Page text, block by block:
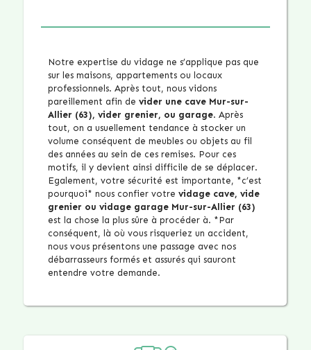
Notre expertise du vidage ne s’applique pas que
sur les maisons, appartements ou locaux
professionnels. Après tout, nous vidons
pareillement afin de vider une cave Mur-sur-
Allier (63), vider grenier, ou garage. Après
tout, on a usuellement tendance à stocker un
volume conséquent de meubles ou objets au fil
des années au sein de ces remises. Pour ces
motifs, il y devient ainsi difficile de se déplacer.
Egalement, votre sécurité est importante, *c’est
pourquoi* nous confier votre vidage cave, vide
grenier ou vidage garage Mur-sur-Allier (63)
est la chose la plus sûre à procéder à. *Par
conséquent, là où vous risqueriez un accident,
nous vous présentons une passage avec nos
débarrasseurs formés et assurés qui sauront
entendre votre demande.